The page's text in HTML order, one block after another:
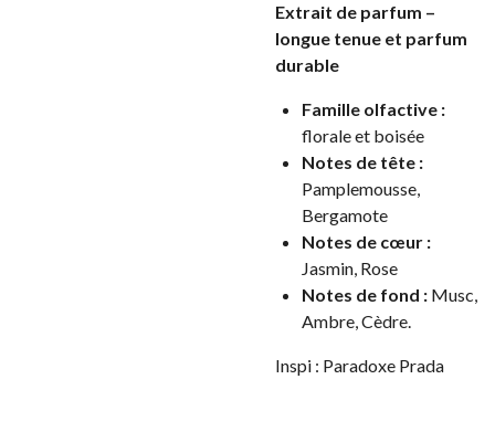
Extrait de parfum –
longue tenue et parfum
durable
Famille olfactive :
florale et boisée
Notes de tête :
Pamplemousse,
Bergamote
Notes de cœur :
Jasmin, Rose
Notes de fond : Musc,
Ambre, Cèdre.
Inspi : Paradoxe Prada